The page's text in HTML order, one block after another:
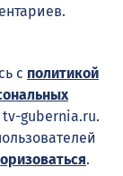
с политикой
tv-gubernia.ru.
.